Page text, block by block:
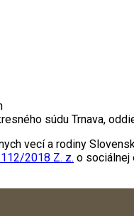
súdu Trnava,
vecí a rodiny
2018 Z. z. o sociálnej